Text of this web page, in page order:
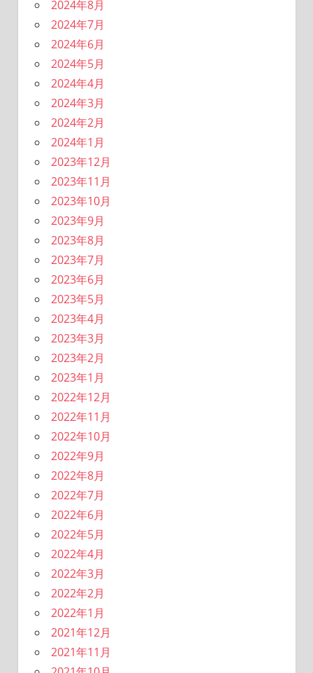
2024年8月
2024年7月
2024年6月
2024年5月
2024年4月
2024年3月
2024年2月
2024年1月
2023年12月
2023年11月
2023年10月
2023年9月
2023年8月
2023年7月
2023年6月
2023年5月
2023年4月
2023年3月
2023年2月
2023年1月
2022年12月
2022年11月
2022年10月
2022年9月
2022年8月
2022年7月
2022年6月
2022年5月
2022年4月
2022年3月
2022年2月
2022年1月
2021年12月
2021年11月